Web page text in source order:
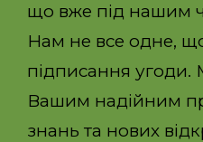
що вже під нашим
Нам не все одне,
підписання
Вашим надійним
знань та нових